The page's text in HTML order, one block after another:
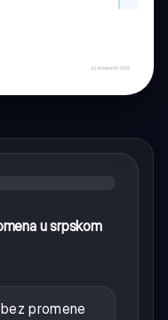
u srpskom
promene